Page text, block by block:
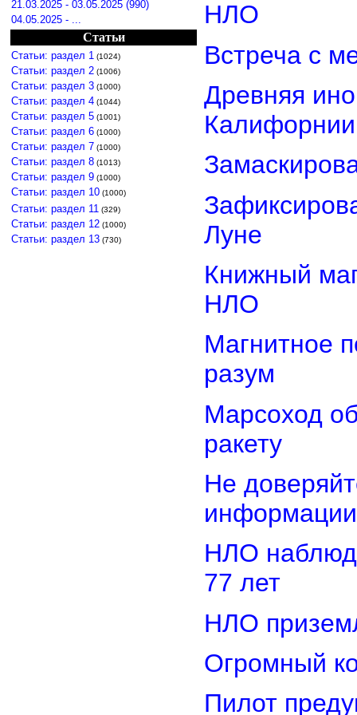
21.03.2025 - 03.05.2025 (990)
04.05.2025 - ...
Статьи
Статьи: раздел 1 (1024)
Статьи: раздел 2 (1006)
Статьи: раздел 3 (1000)
Статьи: раздел 4 (1044)
Статьи: раздел 5 (1001)
Статьи: раздел 6 (1000)
Статьи: раздел 7 (1000)
Статьи: раздел 8 (1013)
Статьи: раздел 9 (1000)
Статьи: раздел 10 (1000)
Статьи: раздел 11 (329)
Статьи: раздел 12 (1000)
Статьи: раздел 13 (730)
НЛО
Встреча с
Древняя
Калифорнии
Луне
Книжный
НЛО
Магнитное
разум
Марсоход
ракету
Не
информации
НЛО
77 лет
НЛО
Огромный
Пилот